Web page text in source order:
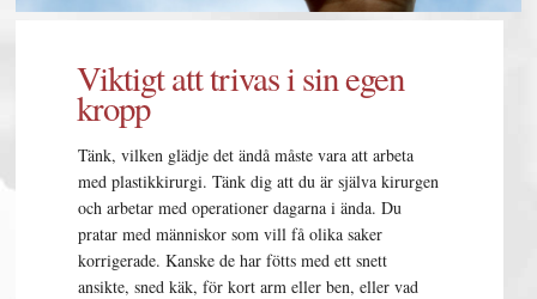
Viktigt att trivas i sin egen
kropp
Tänk, vilken glädje det ändå måste vara att arbeta
med plastikkirurgi. Tänk dig att du är själva kirurgen
och arbetar med operationer dagarna i ända. Du
pratar med människor som vill få olika saker
korrigerade. Kanske de har fötts med ett snett
ansikte, sned käk, för kort arm eller ben, eller vad